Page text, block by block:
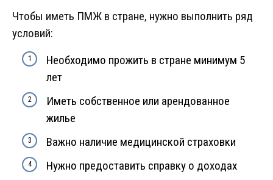
Чтобы иметь ПМЖ в стране, нужно выполнить ряд
условий:
Необходимо прожить в стране минимум 5
лет
Иметь собственное или арендованное
жилье
Важно наличие медицинской страховки
Нужно предоставить справку о доходах